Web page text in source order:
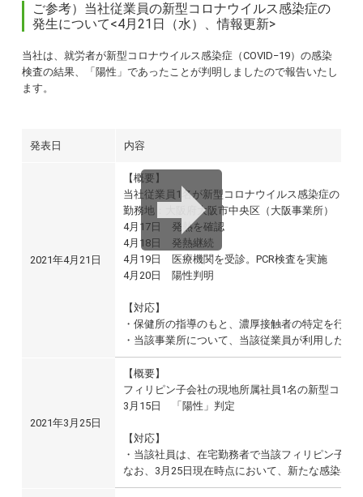
ご参考）当社従業員の新型コロナウイルス感染症の
発生について<4月21日（水）、情報更新>
当社は、就労者が新型コロナウイルス感染症（COVID−19）の感染
検査の結果、「陽性」であったことが判明しましたので報告いたし
ます。
発表日 内容
2021年4月21日
【概要】
当社従業員1名が新型コロナウイルス感染症の「
勤務地：大阪府大阪市中央区（大阪事業所）
4月17日 発熱を確認
4月18日 発熱継続
4月19日 医療機関を受診。PCR検査を実施
4月20日 陽性判明
【対応】
・保健所の指導のもと、濃厚接触者の特定を行い
・当該事業所について、当該従業員が利用した
2021年3月25日
【概要】
フィリピン子会社の現地所属社員1名の新型コロ
3月15日 「陽性」判定
【対応】
・当該社員は、在宅勤務者で当該フィリピン子
なお、3月25日現在時点において、新たな感染者